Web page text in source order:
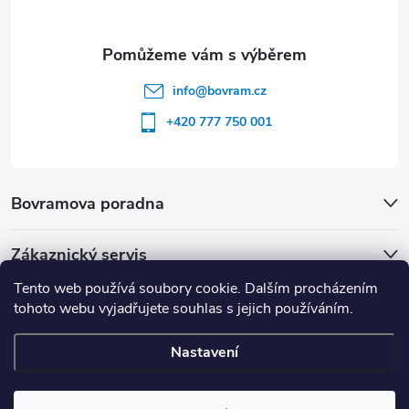
Tento web používá soubory cookie. Dalším procházením
tohoto webu vyjadřujete souhlas s jejich používáním.
Nastavení
Bovramova poradna
Zákaznický servis
info@bovram.cz
+420 777 750 001
Copyright 2026BOVRAM.cz. Všechna práva vyhrazena.